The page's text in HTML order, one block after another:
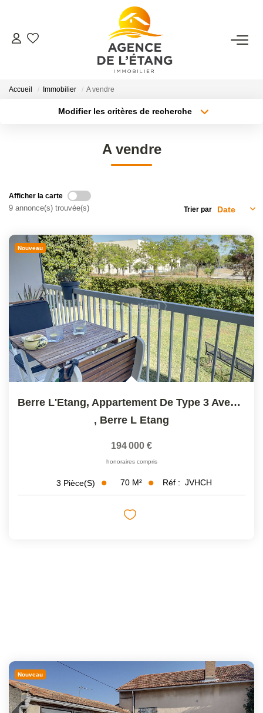
ACHETER
LOUER
FAIRE GÉRER
Faire Gérer Son Bien
OUTILS
NOTRE ÉQUIPE
CONTACT
Accueil Immobilier A vendre
Modifier les critères de recherche
A vendre
Afficher la carte
9 annonce(s) trouvée(s) Trier par
Nouveau
Berre L'Etang, Appartement De Type 3 Avec Cave Privative,...
, Berre L Etang
194 000 €
honoraires compris
3 Pièce(s) 70 M² Réf : JVHCH
Nouveau